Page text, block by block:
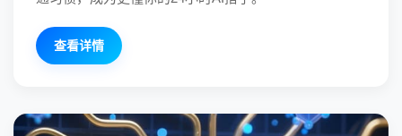
查看详情